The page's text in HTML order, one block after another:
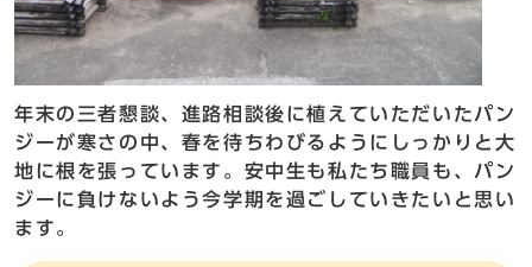
年末の三者懇談、進路相談後に植えていただいたパン
ジーが寒さの中、春を待ちわびるようにしっかりと大
地に根を張っています。安中生も私たち職員も、パン
ジーに負けないよう今学期を過ごしていきたいと思い
ます。